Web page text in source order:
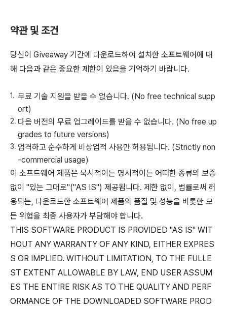
약관 및 조건
당신이 Giveaway 기간에 다운로드하여 설치한 소프트웨어에 대
해 다음과 같은 중요한 제한이 있음을 기억하기 바랍니다.
무료 기술 지원을 받을 수 없습니다. (No free technical supp
ort)
다음 버전의 무료 업그레이드를 받을 수 없습니다. (No free up
grades to future versions)
엄격하고 순수하게 비상업적 사용만 허용됩니다. (Strictly non
-commercial usage)
이 소프트웨어 제품은 묵시적이든 명시적이든 어떠한 종류의 보증
없이 "있는 그대로"("AS IS") 제공됩니다. 제한 없이, 법률로써 허
용되는, 다운로드한 소프트웨어 제품의 품질 및 성능을 비롯한 모
든 위험을 최종 사용자가 부담해야 합니다.
THIS SOFTWARE PRODUCT IS PROVIDED "AS IS" WIT
HOUT ANY WARRANTY OF ANY KIND, EITHER EXPRES
S OR IMPLIED. WITHOUT LIMITATION, TO THE FULLE
ST EXTENT ALLOWABLE BY LAW, END USER ASSUM
ES THE ENTIRE RISK AS TO THE QUALITY AND PERF
ORMANCE OF THE DOWNLOADED SOFTWARE PROD